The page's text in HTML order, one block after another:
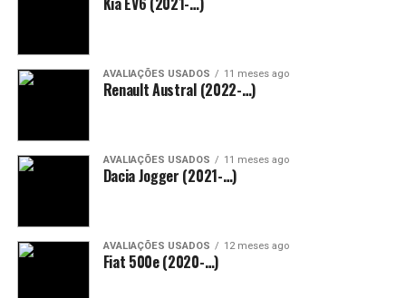
AVALIAÇÕES USADOS 11 meses ago
Renault Austral (2022-…)
AVALIAÇÕES USADOS 11 meses ago
Dacia Jogger (2021-…)
AVALIAÇÕES USADOS 12 meses ago
Fiat 500e (2020-…)